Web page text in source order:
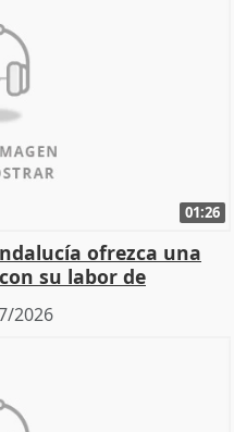
01:26
ofrezca una
su labor de
2026